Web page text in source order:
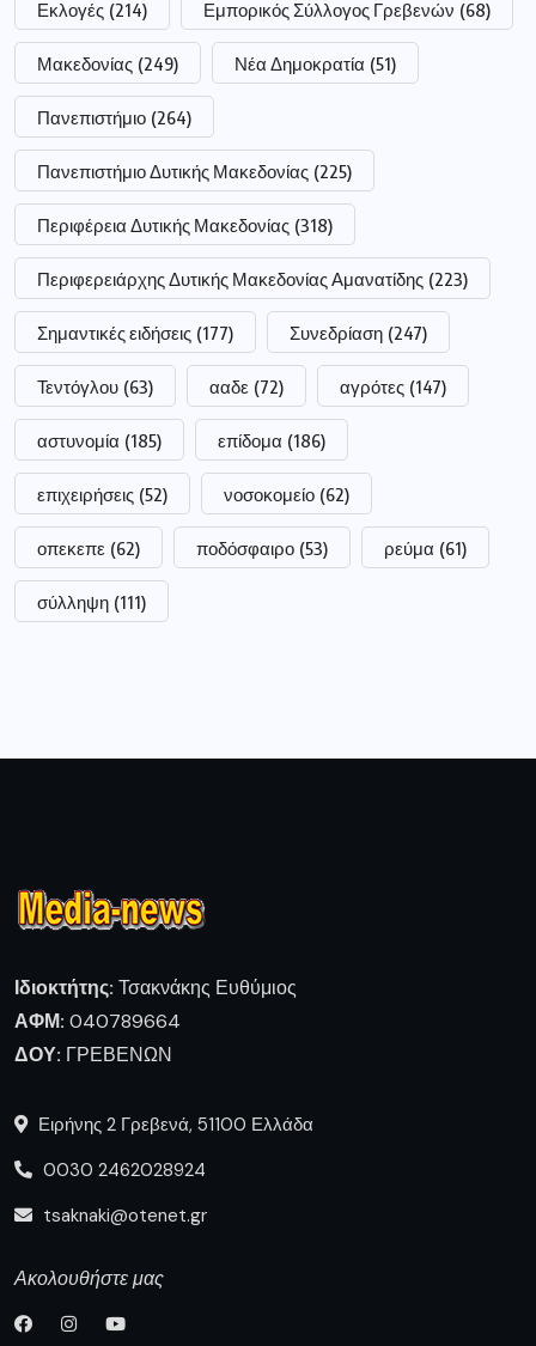
Εκλογές (214) Εμπορικός Σύλλογος Γρεβενών (68)
Μακεδονίας (249) Νέα Δημοκρατία (51)
Πανεπιστήμιο (264)
Πανεπιστήμιο Δυτικής Μακεδονίας (225)
Περιφέρεια Δυτικής Μακεδονίας (318)
Περιφερειάρχης Δυτικής Μακεδονίας Αμανατίδης (223)
Σημαντικές ειδήσεις (177) Συνεδρίαση (247)
Τεντόγλου (63) ααδε (72) αγρότες (147)
αστυνομία (185) επίδομα (186)
επιχειρήσεις (52) νοσοκομείο (62)
οπεκεπε (62) ποδόσφαιρο (53) ρεύμα (61)
σύλληψη (111)
Ιδιοκτήτης: Τσακνάκης Ευθύμιος
ΑΦΜ: 040789664
ΔΟΥ: ΓΡΕΒΕΝΩΝ
Ειρήνης 2 Γρεβενά, 51100 Ελλάδα
0030 2462028924
tsaknaki@otenet.gr
Ακολουθήστε μας